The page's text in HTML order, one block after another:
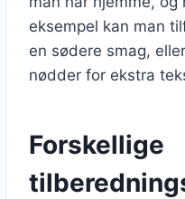
eksempel kan man
en sødere smag,
nødder for ekstra
Forskellige